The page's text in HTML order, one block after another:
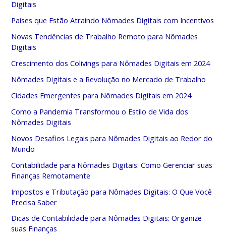
Digitais
Países que Estão Atraindo Nômades Digitais com Incentivos
Novas Tendências de Trabalho Remoto para Nômades
Digitais
Crescimento dos Colivings para Nômades Digitais em 2024
Nômades Digitais e a Revolução no Mercado de Trabalho
Cidades Emergentes para Nômades Digitais em 2024
Como a Pandemia Transformou o Estilo de Vida dos
Nômades Digitais
Novos Desafios Legais para Nômades Digitais ao Redor do
Mundo
Contabilidade para Nômades Digitais: Como Gerenciar suas
Finanças Remotamente
Impostos e Tributação para Nômades Digitais: O Que Você
Precisa Saber
Dicas de Contabilidade para Nômades Digitais: Organize
suas Finanças